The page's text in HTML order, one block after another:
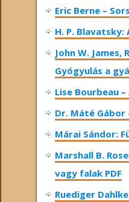
Eric Berne –
H. P. Blavatsky:
John W. James,
Gyógyulás a
Lise Bourbeau
Dr. Máté Gábor
Márai Sándor:
Marshall B.
vagy falak PDF
Ruediger